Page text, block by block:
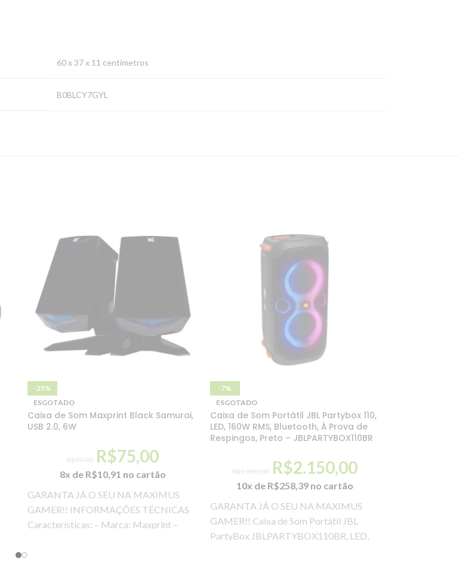
60 x 37 x 11 centímetros
B0BLCY7GYL
-25%
ESGOTADO
Caixa de Som Maxprint Black Samurai,
USB 2.0, 6W
R$99,99 R$75,00
8x de R$10,91 no cartão
GARANTA JÁ O SEU NA MAXIMUS
GAMER!! INFORMAÇÕES TÉCNICAS
Características: – Marca: Maxprint –
-7%
ESGOTADO
Caixa de Som Portátil JBL Partybox 110,
LED, 160W RMS, Bluetooth, Á Prova de
Respingos, Preto – JBLPARTYBOX110BR
R$2.300,00 R$2.150,00
10x de R$258,39 no cartão
GARANTA JÁ O SEU NA MAXIMUS
GAMER!! Caixa de Som Portátil JBL
PartyBox JBLPARTYBOX110BR, LED,